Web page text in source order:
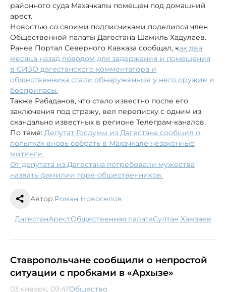
районного суда Махачкалы помещен под домашний
арест.
Новостью со своими подписчиками поделился член
Общественной палаты Дагестана Шамиль Хадулаев.
Ранее Портал Северного Кавказа сообщал, как два
месяца назад поводом для задержания и помещения
в СИЗО дагестанского комментатора и
общественника стали обнаруженные у него оружие и
боеприпасы.
Также Рабаданов, что стало известно после его
заключения под стражу, вел переписку с одним из
скандально известных в регионе Телеграм-каналов.
По теме: Депутат Госдумы из Дагестана сообщил о
попытках вновь собрать в Махачкале незаконные
митинги.
От депутата из Дагестана потребовали мужества
назвать фамилии горе-общественников.
Автор:Роман Новоселов
Дагестан арест Общественная палата Султан Хамзаев
Ставропольчане сообщили о непростой
ситуации с пробками в «Архызе»
03 января, 09:47Общество